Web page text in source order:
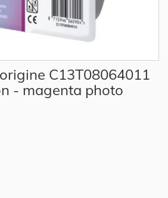
C13T08064011
- magenta photo